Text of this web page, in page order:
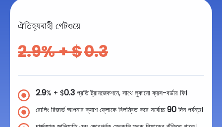
ঐতিহ্যবাহী গেটওয়ে
2.9% + $0.3
2.9% + $0.3 প্রতি ট্রানজেকশনে, সাথে লুকানো ক্রস-বর্ডার ফি।
রোলিং রিজার্ভ আপনার ক্যাশ ফ্লোকে বিলম্বিত করে সর্বোচ্চ 90 দিন পর্যন্ত।